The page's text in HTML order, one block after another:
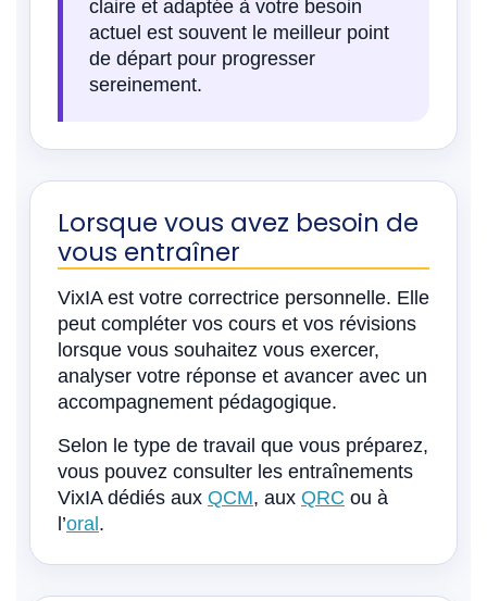
claire et adaptée à votre besoin
actuel est souvent le meilleur point
de départ pour progresser
sereinement.
Lorsque vous avez besoin de
vous entraîner
VixIA est votre correctrice personnelle. Elle
peut compléter vos cours et vos révisions
lorsque vous souhaitez vous exercer,
analyser votre réponse et avancer avec un
accompagnement pédagogique.
Selon le type de travail que vous préparez,
vous pouvez consulter les entraînements
VixIA dédiés aux QCM, aux QRC ou à
l’oral .